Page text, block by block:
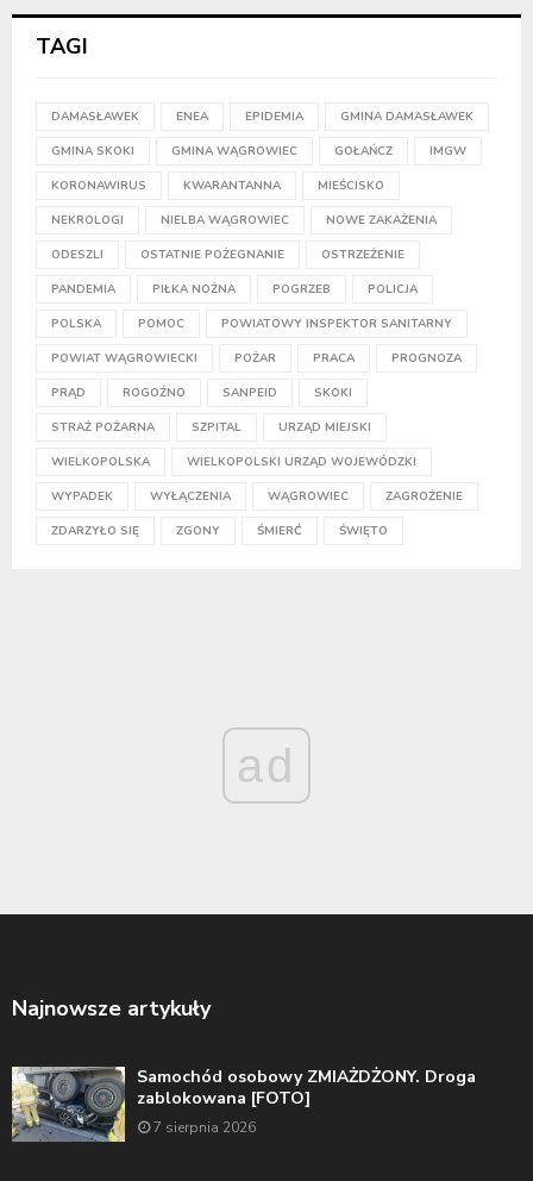
TAGI
DAMASŁAWEK ENEA EPIDEMIA GMINA DAMASŁAWEK
GMINA SKOKI GMINA WĄGROWIEC GOŁAŃCZ IMGW
KORONAWIRUS KWARANTANNA MIEŚCISKO
NEKROLOGI NIELBA WĄGROWIEC NOWE ZAKAŻENIA
ODESZLI OSTATNIE POŻEGNANIE OSTRZEŻENIE
PANDEMIA PIŁKA NOŻNA POGRZEB POLICJA
POLSKA POMOC POWIATOWY INSPEKTOR SANITARNY
POWIAT WĄGROWIECKI POŻAR PRACA PROGNOZA
PRĄD ROGOŹNO SANPEID SKOKI
STRAŻ POŻARNA SZPITAL URZĄD MIEJSKI
WIELKOPOLSKA WIELKOPOLSKI URZĄD WOJEWÓDZKI
WYPADEK WYŁĄCZENIA WĄGROWIEC ZAGROŻENIE
ZDARZYŁO SIĘ ZGONY ŚMIERĆ ŚWIĘTO
ad
Najnowsze artykuły
Samochód osobowy ZMIAŻDŻONY. Droga
zablokowana [FOTO]
7 sierpnia 2026